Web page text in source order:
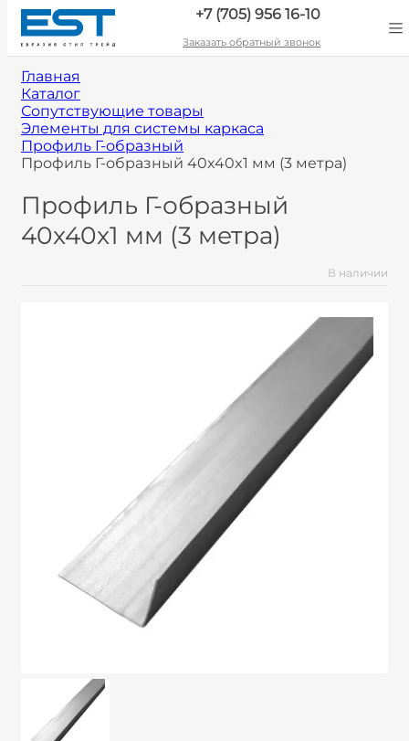
+7 (705) 956 16-10
Заказать обратный звонок
Главная
Каталог
Сопутствующие товары
Элементы для системы каркаса
Профиль Г-образный
Профиль Г-образный 40x40x1 мм (3 метра)
Профиль Г-образный
40x40x1 мм (3 метра)
В наличии